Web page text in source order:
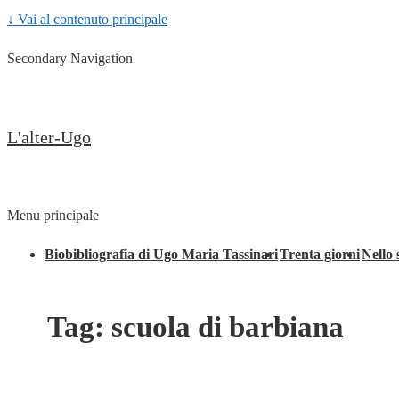
↓ Vai al contenuto principale
Secondary Navigation
L'alter-Ugo
Menu principale
Biobibliografia di Ugo Maria TassinariTrenta giorniNello
Tag: scuola di barbiana